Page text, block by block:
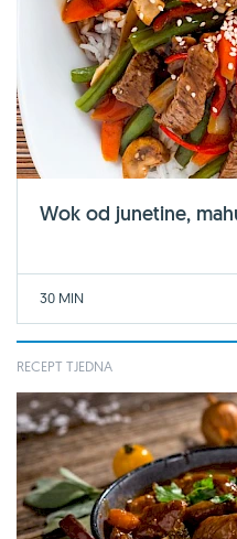
Wok od junetine,
30 MIN
RECEPT TJEDNA